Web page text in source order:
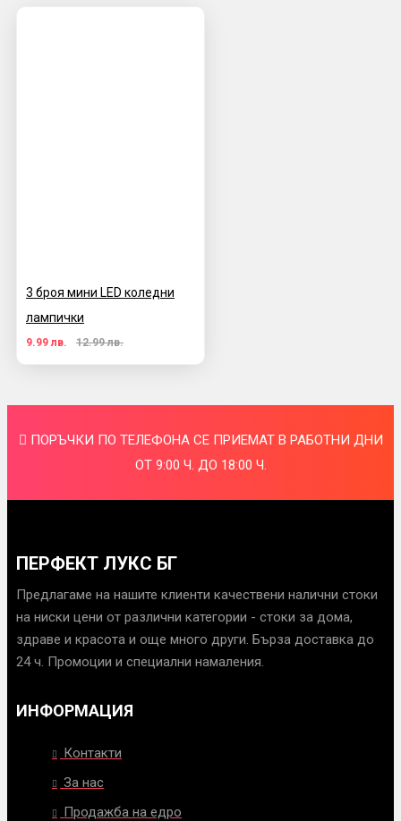
3 броя мини LED коледни
лампички
9.99 лв. 12.99 лв.
ПОРЪЧКИ ПО ТЕЛЕФОНА СЕ ПРИЕМАТ В РАБОТНИ ДНИ
ОТ 9:00 Ч. ДО 18:00 Ч.
ПЕРФЕКТ ЛУКС БГ
Предлагаме на нашите клиенти качествени налични стоки
на ниски цени от различни категории - стоки за дома,
здраве и красота и още много други. Бърза доставка до
24 ч. Промоции и специални намаления.
ИНФОРМАЦИЯ
Контакти
За нас
Продажба на едро